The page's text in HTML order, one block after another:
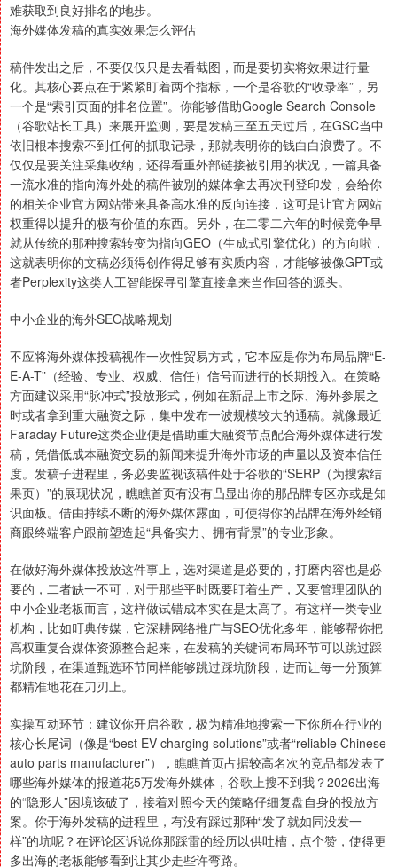
难获取到良好排名的地步。
海外媒体发稿的真实效果怎么评估
稿件发出之后，不要仅仅只是去看截图，而是要切实将效果进行量
化。其核心要点在于紧紧盯着两个指标，一个是谷歌的“收录率”，另
一个是“索引页面的排名位置”。你能够借助Google Search Console
（谷歌站长工具）来展开监测，要是发稿三至五天过后，在GSC当中
依旧根本搜索不到任何的抓取记录，那就表明你的钱白白浪费了。不
仅仅是要关注采集收纳，还得看重外部链接被引用的状况，一篇具备
一流水准的指向海外处的稿件被别的媒体拿去再次刊登印发，会给你
的相关企业官方网站带来具备高水准的反向连接，这可是让官方网站
权重得以提升的极有价值的东西。另外，在二零二六年的时候竞争早
就从传统的那种搜索转变为指向GEO（生成式引擎优化）的方向啦，
这就表明你的文稿必须得创作得足够有实质内容，才能够被像GPT或
者Perplexity这类人工智能探寻引擎直接拿来当作回答的源头。
中小企业的海外SEO战略规划
不应将海外媒体投稿视作一次性贸易方式，它本应是你为布局品牌“E-
E-A-T”（经验、专业、权威、信任）信号而进行的长期投入。在策略
方面建议采用“脉冲式”投放形式，例如在新品上市之际、海外参展之
时或者拿到重大融资之际，集中发布一波规模较大的通稿。就像最近
Faraday Future这类企业便是借助重大融资节点配合海外媒体进行发
稿，凭借低成本融资交易的新闻来提升海外市场的声量以及资本信任
度。发稿子进程里，务必要监视该稿件处于谷歌的“SERP（为搜索结
果页）”的展现状况，瞧瞧首页有没有凸显出你的那品牌专区亦或是知
识面板。借由持续不断的海外媒体露面，可使得你的品牌在海外经销
商跟终端客户跟前塑造起“具备实力、拥有背景”的专业形象。
在做好海外媒体投放这件事上，选对渠道是必要的，打磨内容也是必
要的，二者缺一不可，对于那些平时既要盯着生产，又要管理团队的
中小企业老板而言，这样做试错成本实在是太高了。有这样一类专业
机构，比如叮典传媒，它深耕网络推广与SEO优化多年，能够帮你把
高权重复合媒体资源整合起来，在发稿的关键词布局环节可以跳过踩
坑阶段，在渠道甄选环节同样能够跳过踩坑阶段，进而让每一分预算
都精准地花在刀刃上。
实操互动环节：建议你开启谷歌，极为精准地搜索一下你所在行业的
核心长尾词（像是“best EV charging solutions”或者“reliable Chinese
auto parts manufacturer”），瞧瞧首页占据较高名次的竞品都发表了
哪些海外媒体的报道花5万发海外媒体，谷歌上搜不到我？2026出海
的“隐形人”困境该破了，接着对照今天的策略仔细复盘自身的投放方
案。你于海外发稿的进程里，有没有踩过那种“发了就如同没发一
样”的坑呢？在评论区诉说你那踩雷的经历以供吐槽，点个赞，使得更
多出海的老板能够看到让其少走些许弯路。